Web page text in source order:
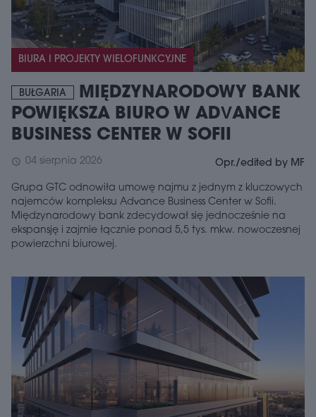
BIURA I PROJEKTY WIELOFUNKCYJNE
BUŁGARIA
MIĘDZYNARODOWY BANK
POWIĘKSZA BIURO W ADVANCE
BUSINESS CENTER W SOFII
schedule 04 sierpnia 2026 Opr./edited by MF
Grupa GTC odnowiła umowę najmu z jednym z kluczowych
najemców kompleksu Advance Business Center w Sofii.
Międzynarodowy bank zdecydował się jednocześnie na
ekspansję i zajmie łącznie ponad 5,5 tys. mkw. nowoczesnej
powierzchni biurowej.